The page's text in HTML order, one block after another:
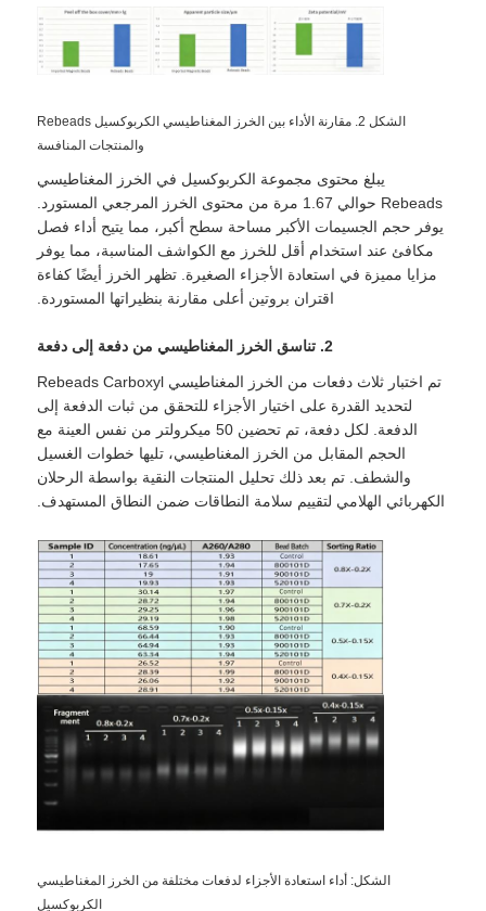
جولة في المصنع
ضبط الجودة
اتصل بنا
أخبار
حبات مغناطيسية استخراج حمض نووي
أدوات استخراج الحمض النووي / الحمض النووي
خرز مغناطيسي لتسلسل الجيل التالي
خرز مغناطيسي لفرز الخلايا
تنقية البروتين بالخرز المغناطيسي
خرز مغناطيسي منشط السطح
الشكل 2. مقارنة الأداء بين الخرز المغناطيسي الكربوكسيل Rebeads
والمنتجات المنافسة
يبلغ محتوى مجموعة الكربوكسيل في الخرز المغناطيسي
Rebeads حوالي 1.67 مرة من محتوى الخرز المرجعي المستورد.
يوفر حجم الجسيمات الأكبر مساحة سطح أكبر، مما يتيح أداء فصل
مكافئ عند استخدام أقل للخرز مع الكواشف المناسبة، مما يوفر
مزايا مميزة في استعادة الأجزاء الصغيرة. تظهر الخرز أيضًا كفاءة
اقتران بروتين أعلى مقارنة بنظيراتها المستوردة.
2. تناسق الخرز المغناطيسي من دفعة إلى دفعة
تم اختبار ثلاث دفعات من الخرز المغناطيسي Rebeads Carboxyl
لتحديد القدرة على اختيار الأجزاء للتحقق من ثبات الدفعة إلى
الدفعة. لكل دفعة، تم تحضين 50 ميكرولتر من نفس العينة مع
الحجم المقابل من الخرز المغناطيسي، تليها خطوات الغسيل
والشطف. تم بعد ذلك تحليل المنتجات النقية بواسطة الرحلان
الكهربائي الهلامي لتقييم سلامة النطاقات ضمن النطاق المستهدف.
الشكل: أداء استعادة الأجزاء لدفعات مختلفة من الخرز المغناطيسي
الكربوكسيل